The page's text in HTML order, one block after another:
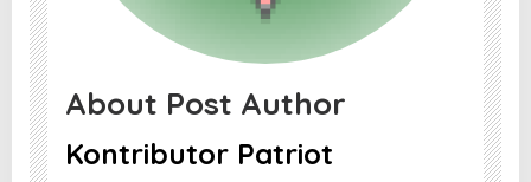
About Post Author
Kontributor Patriot